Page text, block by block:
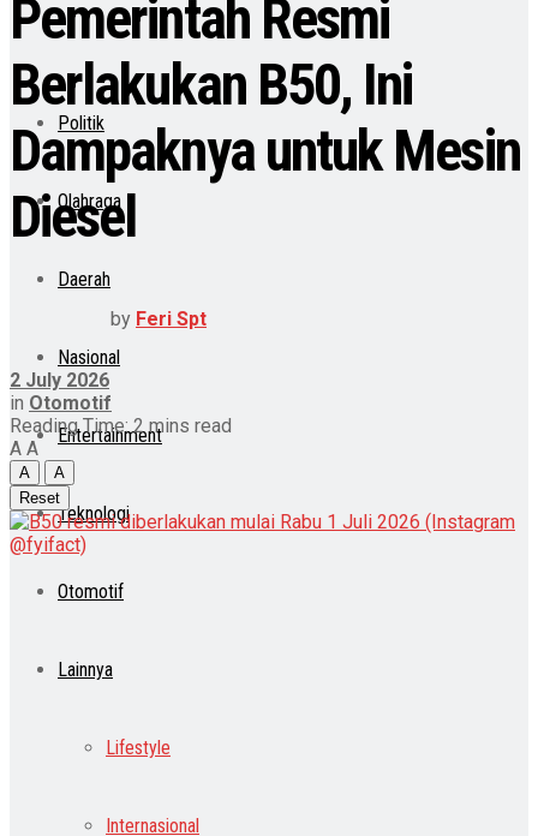
Politik
Olahraga
Daerah
Nasional
Entertainment
Teknologi
Otomotif
Lainnya
Lifestyle
Internasional
Pemerintah Resmi
Berlakukan B50, Ini
Dampaknya untuk Mesin
Diesel
by Feri Spt
2 July 2026
in Otomotif
Reading Time: 2 mins read
A A
A
A
Reset